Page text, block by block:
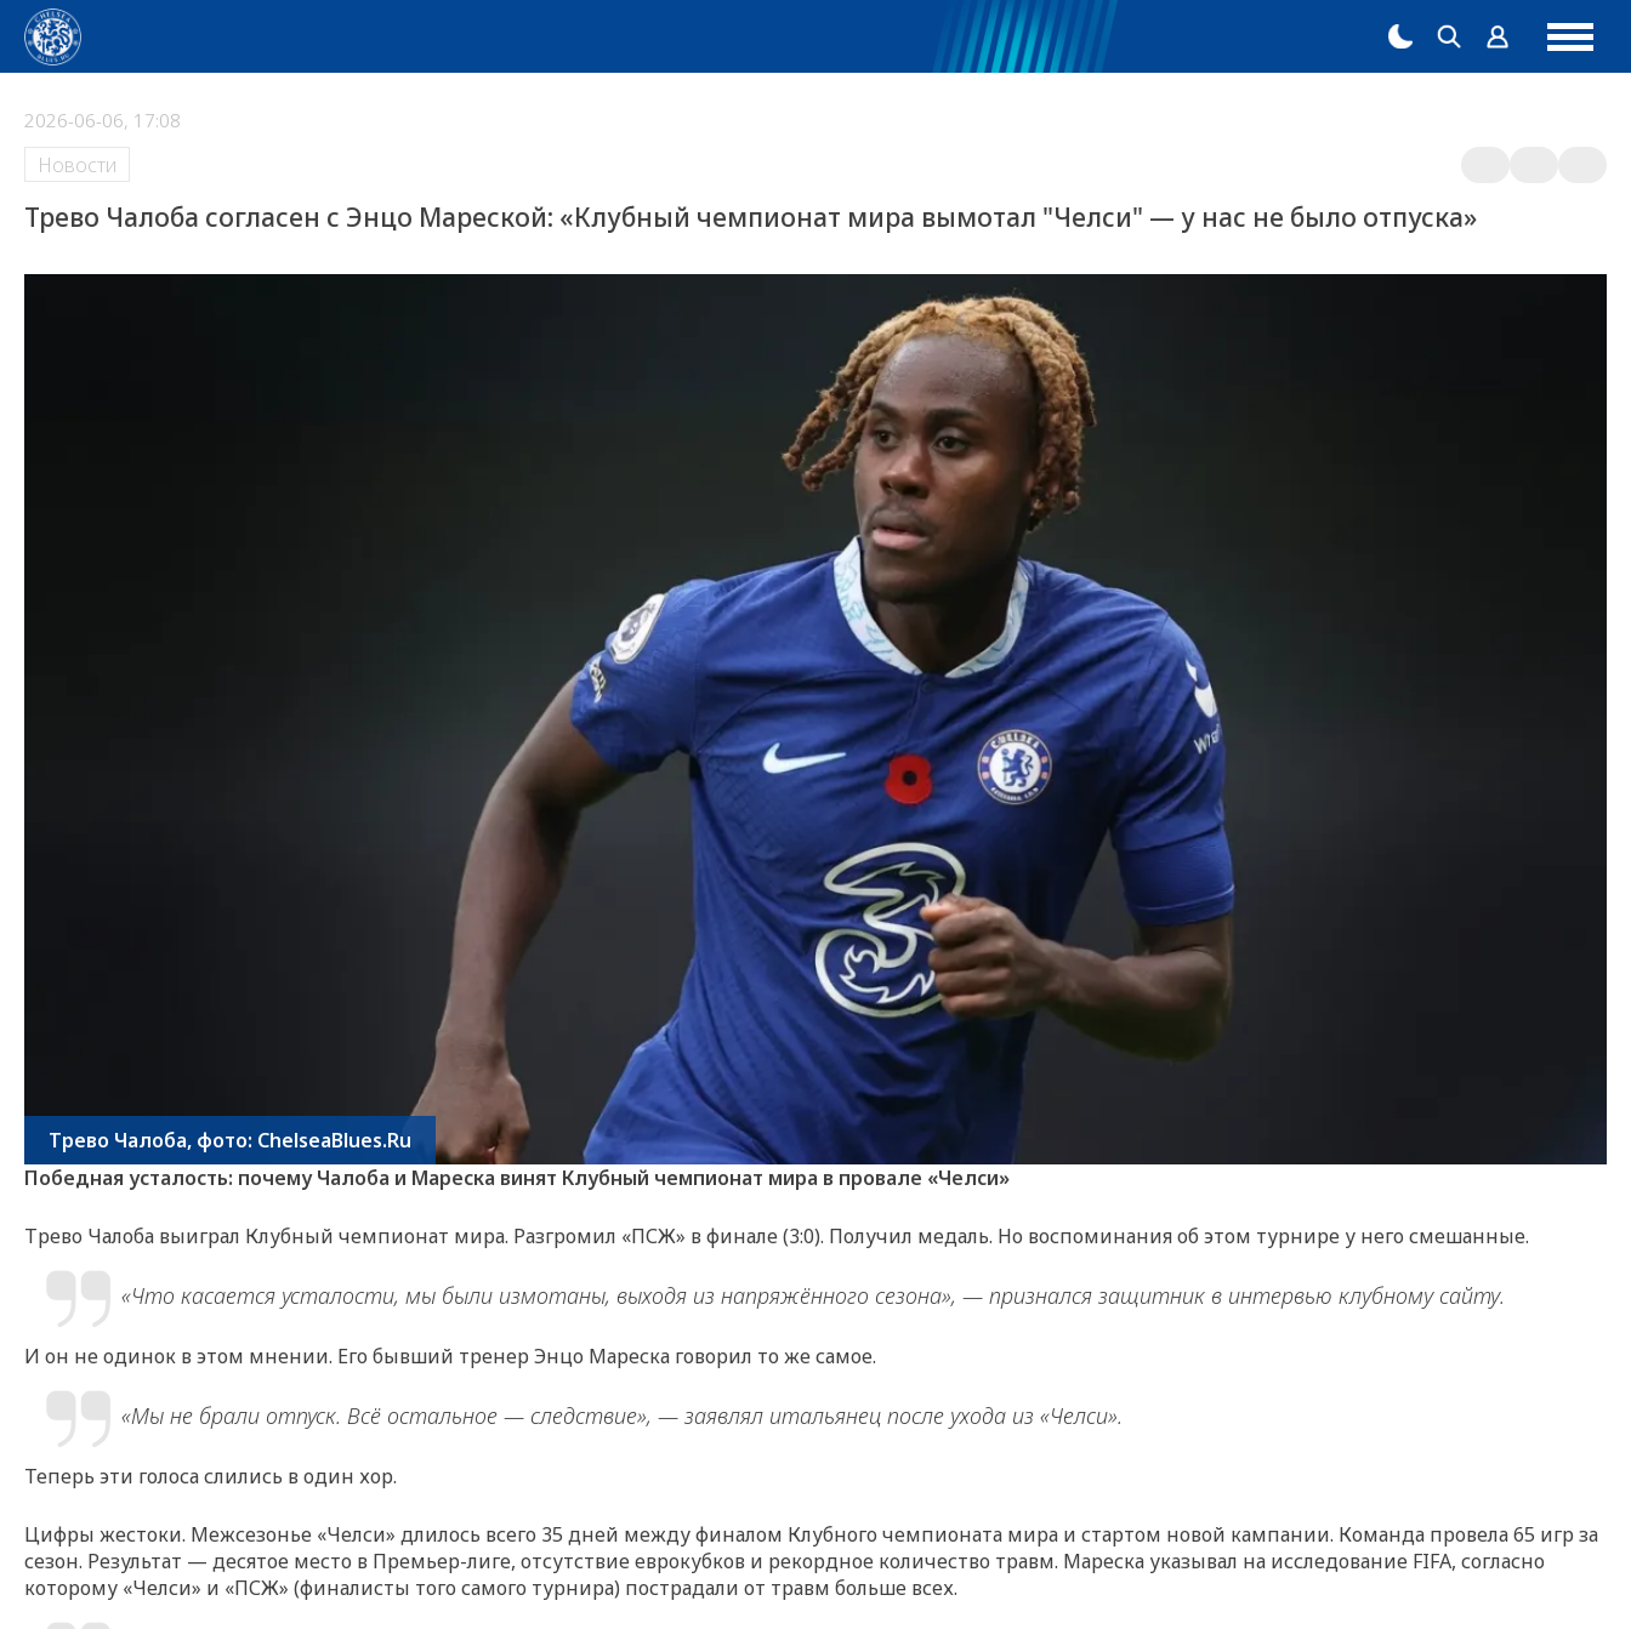
2026-06-06, 17:08
Новости
Трево Чалоба согласен с Энцо Мареской: «Клубный чемпионат мира вымотал "Челси" — у нас не было отпуска»
Трево Чалоба, фото: ChelseaBlues.Ru
Победная усталость: почему Чалоба и Мареска винят Клубный чемпионат мира в провале «Челси»
Трево Чалоба выиграл Клубный чемпионат мира. Разгромил «ПСЖ» в финале (3:0). Получил медаль. Но воспоминания об этом турнире у него смешанные.
«Что касается усталости, мы были измотаны, выходя из напряжённого сезона», — признался защитник в интервью клубному сайту.
И он не одинок в этом мнении. Его бывший тренер Энцо Мареска говорил то же самое.
«Мы не брали отпуск. Всё остальное — следствие», — заявлял итальянец после ухода из «Челси».
Теперь эти голоса слились в один хор.
Цифры жестоки. Межсезонье «Челси» длилось всего 35 дней между финалом Клубного чемпионата мира и стартом новой кампании. Команда провела 65 игр за
сезон. Результат — десятое место в Премьер-лиге, отсутствие еврокубков и рекордное количество травм. Мареска указывал на исследование FIFA, согласно
которому «Челси» и «ПСЖ» (финалисты того самого турнира) пострадали от травм больше всех.